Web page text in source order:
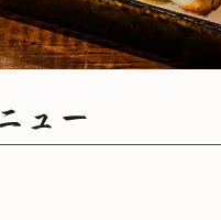
ュー